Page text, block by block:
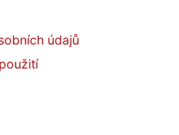
údajů